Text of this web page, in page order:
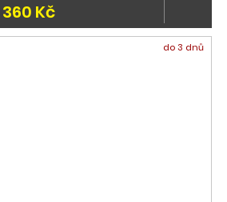
360 Kč
do 3 dnů